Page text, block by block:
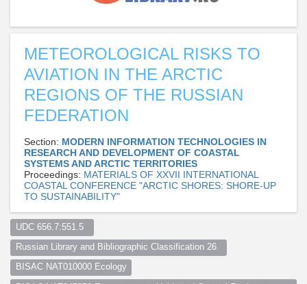
METEOROLOGICAL RISKS TO
AVIATION IN THE ARCTIC
REGIONS OF THE RUSSIAN
FEDERATION
Section: MODERN INFORMATION TECHNOLOGIES IN
RESEARCH AND DEVELOPMENT OF COASTAL
SYSTEMS AND ARCTIC TERRITORIES
Proceedings: MATERIALS OF XXVII INTERNATIONAL
COASTAL CONFERENCE "ARCTIC SHORES: SHORE-UP
TO SUSTAINABILITY"
UDC 656.7:551.5
Russian Library and Bibliographic Classification 26
BISAC NAT010000 Ecology